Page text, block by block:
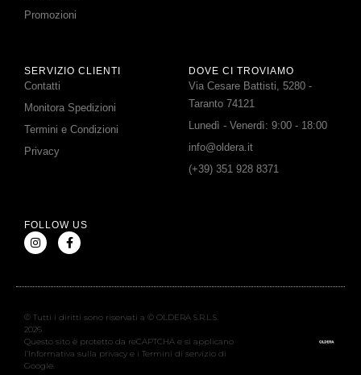
Promozioni
SERVIZIO CLIENTI
Contatti
Monitora Spedizioni
Termini e Condizioni
Privacy
DOVE CI TROVIAMO
Via Cesare Battisti, 5280 -
Taranto 74121
Lunedì - Venerdì: 9:00 - 18:00
info@oldera.it
(+39) 351 928 8371
FOLLOW US
© Tutti i diritti sono riservati a © OLDERA S.R.L.S.
2026
Questo sito è protetto da reCAPTCHA e si applicano
l’Informativa sulla privacy e i Termini di servizio di
Google.